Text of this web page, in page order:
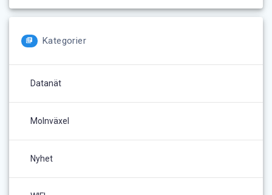
Kategorier
Datanät
Molnväxel
Nyhet